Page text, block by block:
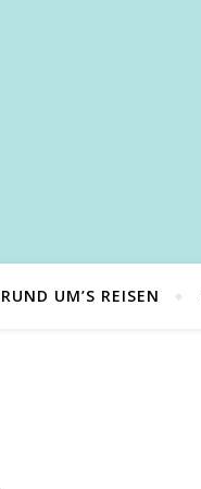
RUND UM’S REISEN